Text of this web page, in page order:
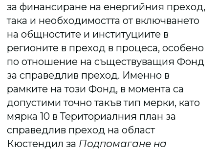
за финансиране на енергийния преход,
така и необходимостта от включването
на общностите и институциите в
регионите в преход в процеса, особено
по отношение на съществуващия Фонд
за справедлив преход. Именно в
рамките на този Фонд, в момента са
допустими точно такъв тип мерки, като
мярка 10 в Териториалния план за
справедлив преход на област
Кюстендил за Подпомагане на